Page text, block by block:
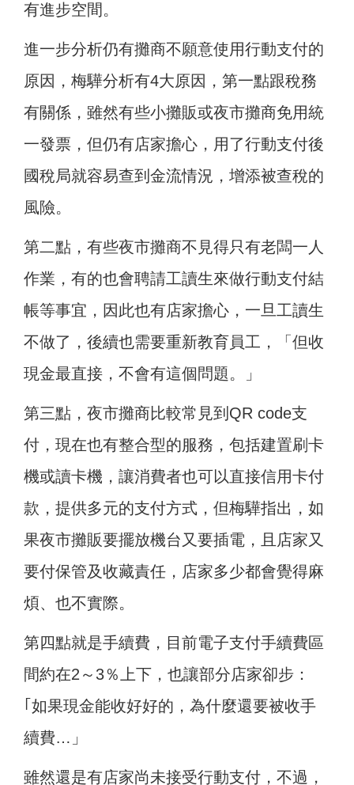
有進步空間。
進一步分析仍有攤商不願意使用行動支付的
原因，梅驊分析有4大原因，第一點跟稅務
有關係，雖然有些小攤販或夜市攤商免用統
一發票，但仍有店家擔心，用了行動支付後
國稅局就容易查到金流情況，增添被查稅的
風險。
第二點，有些夜市攤商不見得只有老闆一人
作業，有的也會聘請工讀生來做行動支付結
帳等事宜，因此也有店家擔心，一旦工讀生
不做了，後續也需要重新教育員工，「但收
現金最直接，不會有這個問題。」
第三點，夜市攤商比較常見到QR code支
付，現在也有整合型的服務，包括建置刷卡
機或讀卡機，讓消費者也可以直接信用卡付
款，提供多元的支付方式，但梅驊指出，如
果夜市攤販要擺放機台又要插電，且店家又
要付保管及收藏責任，店家多少都會覺得麻
煩、也不實際。
第四點就是手續費，目前電子支付手續費區
間約在2～3％上下，也讓部分店家卻步：
｢如果現金能收好好的，為什麼還要被收手
續費…」
雖然還是有店家尚未接受行動支付，不過，